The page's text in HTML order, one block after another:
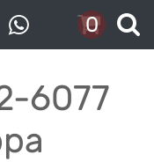
0
6077